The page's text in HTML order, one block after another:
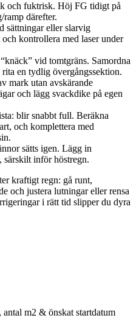
och fuktrisk. Höj FG tidigt på
ramp därefter.
sättningar eller slarvig
kontrollera med laser under
vid tomtgräns. Samordna
en tydlig övergångssektion.
mark utan avskärande
och lägg svackdike på egen
blir snabbt full. Beräkna
och komplettera med
sätts igen. Lägg in
särskilt inför höstregn.
kraftigt regn: gå runt,
och justera lutningar eller rensa
i rätt tid slipper du dyra
m2 & önskat startdatum